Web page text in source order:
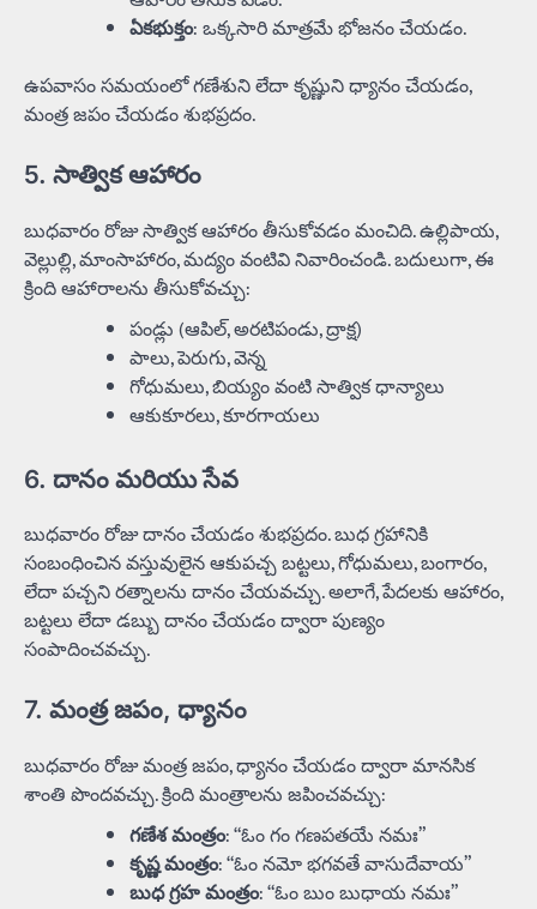
ఏకభుక్తం: ఒక్కసారి మాత్రమే భోజనం చేయడం.
ఉపవాసం సమయంలో గణేశుని లేదా కృష్ణుని ధ్యానం చేయడం,
మంత్ర జపం చేయడం శుభప్రదం.
5. సాత్విక ఆహారం
బుధవారం రోజు సాత్విక ఆహారం తీసుకోవడం మంచిది. ఉల్లిపాయ,
వెల్లుల్లి, మాంసాహారం, మద్యం వంటివి నివారించండి. బదులుగా, ఈ
క్రింది ఆహారాలను తీసుకోవచ్చు:
పండ్లు (ఆపిల్, అరటిపండు, ద్రాక్ష)
పాలు, పెరుగు, వెన్న
గోధుమలు, బియ్యం వంటి సాత్విక ధాన్యాలు
ఆకుకూరలు, కూరగాయలు
6. దానం మరియు సేవ
బుధవారం రోజు దానం చేయడం శుభప్రదం. బుధ గ్రహానికి
సంబంధించిన వస్తువులైన ఆకుపచ్చ బట్టలు, గోధుమలు, బంగారం,
లేదా పచ్చని రత్నాలను దానం చేయవచ్చు. అలాగే, పేదలకు ఆహారం,
బట్టలు లేదా డబ్బు దానం చేయడం ద్వారా పుణ్యం
సంపాదించవచ్చు.
7. మంత్ర జపం, ధ్యానం
బుధవారం రోజు మంత్ర జపం, ధ్యానం చేయడం ద్వారా మానసిక
శాంతి పొందవచ్చు. క్రింది మంత్రాలను జపించవచ్చు:
గణేశ మంత్రం: “ఓం గం గణపతయే నమః”
కృష్ణ మంత్రం: “ఓం నమో భగవతే వాసుదేవాయ”
బుధ గ్రహ మంత్రం: “ఓం బుం బుధాయ నమః”